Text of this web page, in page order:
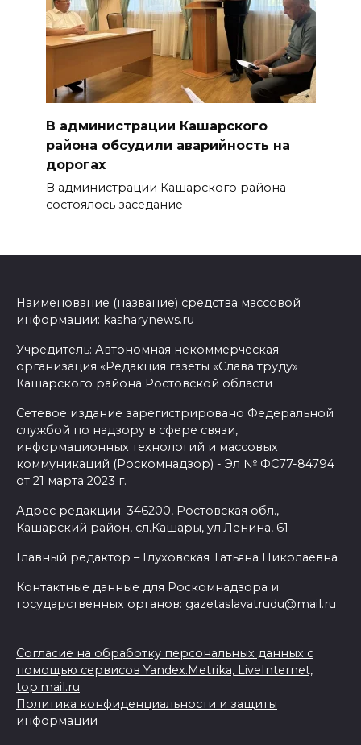
В администрации Кашарского
района обсудили аварийность на
дорогах
В администрации Кашарского района
состоялось заседание
Наименование (название) средства массовой
информации: kasharynews.ru
Учредитель: Автономная некоммерческая
организация «Редакция газеты «Слава труду»
Кашарского района Ростовской области
Сетевое издание зарегистрировано Федеральной
службой по надзору в сфере связи,
информационных технологий и массовых
коммуникаций (Роскомнадзор) - Эл № ФС77-84794
от 21 марта 2023 г.
Адрес редакции: 346200, Ростовская обл.,
Кашарский район, сл.Кашары, ул.Ленина, 61
Главный редактор – Глуховская Татьяна Николаевна
Контактные данные для Роскомнадзора и
государственных органов: gazetaslavatrudu@mail.ru
Согласие на обработку персональных данных с
помощью сервисов Yandex.Metrika, LiveInternet,
top.mail.ru
Политика конфиденциальности и защиты
информации